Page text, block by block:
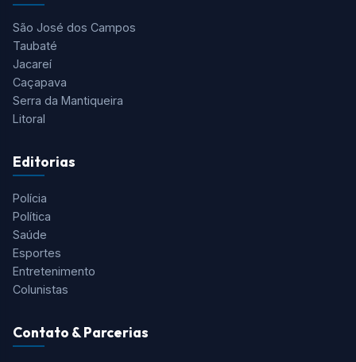
portal de notícias mais completo do Vale do Paraíba, Serra
da Mantiqueira e Região.
Cidades
São José dos Campos
Caçapava